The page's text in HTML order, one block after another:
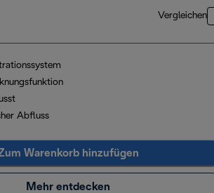
Vergleichen
Abfluss
Warenkorb hinzufügen
Mehr entdecken